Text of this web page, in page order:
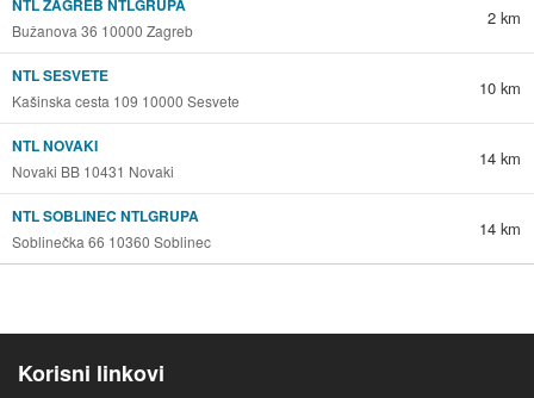
NTL ZAGREB NTLGRUPA
Bužanova 36 10000 Zagreb
2 km
NTL SESVETE
Kašinska cesta 109 10000 Sesvete
10 km
NTL NOVAKI
Novaki BB 10431 Novaki
14 km
NTL SOBLINEC NTLGRUPA
Soblinečka 66 10360 Soblinec
14 km
Korisni linkovi